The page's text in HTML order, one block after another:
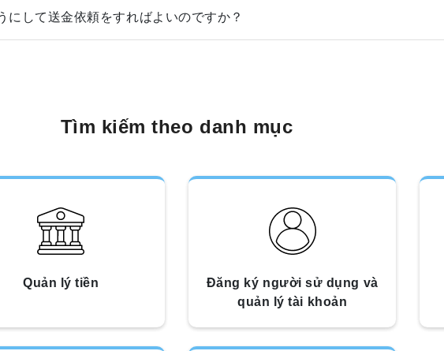
して送金依頼をすればよいのですか？
Tìm kiếm theo danh mục
Quản lý tiền
Đăng ký người sử dụng và
quản lý tài khoản